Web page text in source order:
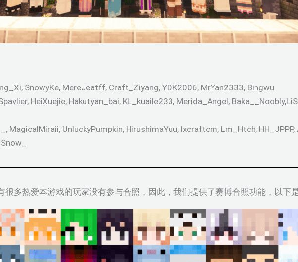
SnowyKe, MereJeatff, Craft_Ziyang, YDK2006, MrYan2333, Bingwu
HeiXuejie, Hakutyan_bai, KL_kuaile233, Merida_Angel,
MagicalMiraii, UnluckyPumpkin, HirushimaYuu, lxcraftcm, Lm_Htch, HH_JPPP,
很多热爱本游戏的玩家没有参与合照，因此，我们提供了赛博合照功能，以下